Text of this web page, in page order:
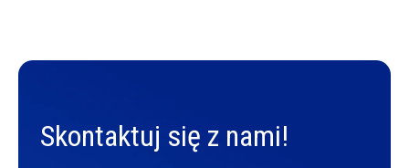
Skontaktuj się z nami!